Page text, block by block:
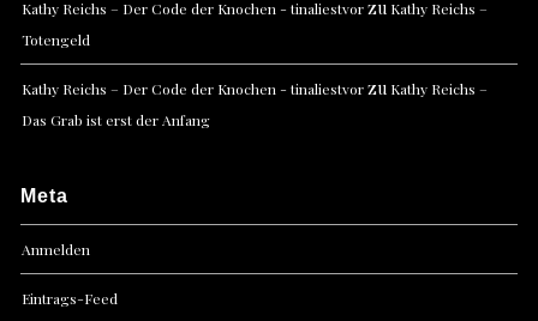
Kathy Reichs – Der Code der Knochen - tinaliestvorzu Kathy Reichs –
Totengeld
Kathy Reichs – Der Code der Knochen - tinaliestvorzu Kathy Reichs –
Das Grab ist erst der Anfang
Meta
Anmelden
Eintrags-Feed